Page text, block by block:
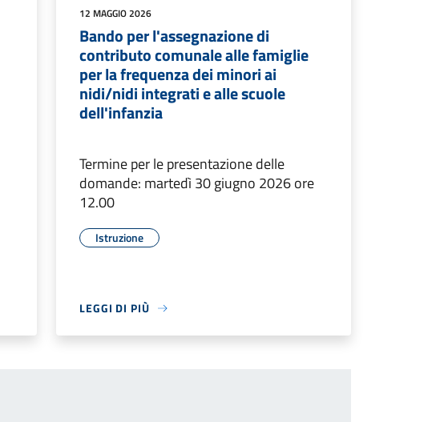
12 MAGGIO 2026
Bando per l'assegnazione di
contributo comunale alle famiglie
per la frequenza dei minori ai
nidi/nidi integrati e alle scuole
dell'infanzia
Termine per le presentazione delle
domande: martedì 30 giugno 2026 ore
12.00
Istruzione
LEGGI DI PIÙ